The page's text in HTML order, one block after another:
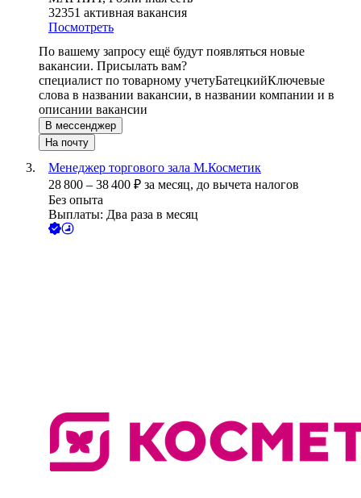
32351 активная вакансия
Посмотреть
По вашему запросу ещё будут появляться новые
вакансии. Присылать вам?
специалист по товарному учетуБатецкийКлючевые
слова в названии вакансии, в названии компании и в
описании вакансии
В мессенджер
На почту
Менеджер торгового зала М.Косметик
28 800 – 38 400 ₽ за месяц, до вычета налогов
Без опыта
Выплаты: Два раза в месяц